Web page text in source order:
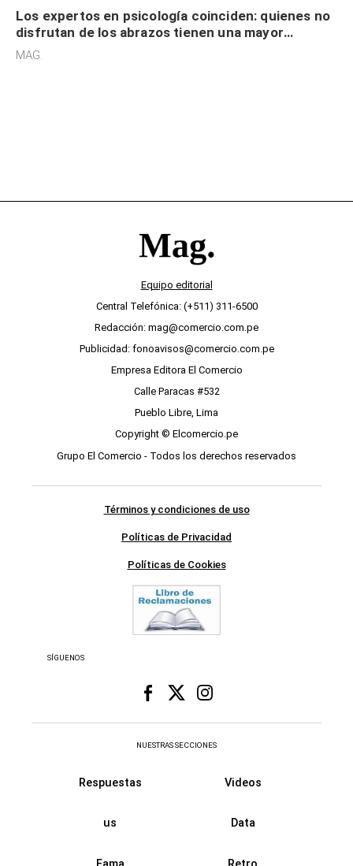
Los expertos en psicología coinciden: quienes no
disfrutan de los abrazos tienen una mayor
sensibilidad a los estímulos físicos y no es por
MAG.
Equipo editorial
Central Telefónica: (+511) 311-6500
Redacción: mag@comercio.com.pe
Publicidad: fonoavisos@comercio.com.pe
Empresa Editora El Comercio
Calle Paracas #532
Pueblo Libre, Lima
Copyright © Elcomercio.pe
Grupo El Comercio - Todos los derechos reservados
Términos y condiciones de uso
Políticas de Privacidad
Políticas de Cookies
SÍGUENOS
NUESTRAS SECCIONES
Respuestas Videos
us Data